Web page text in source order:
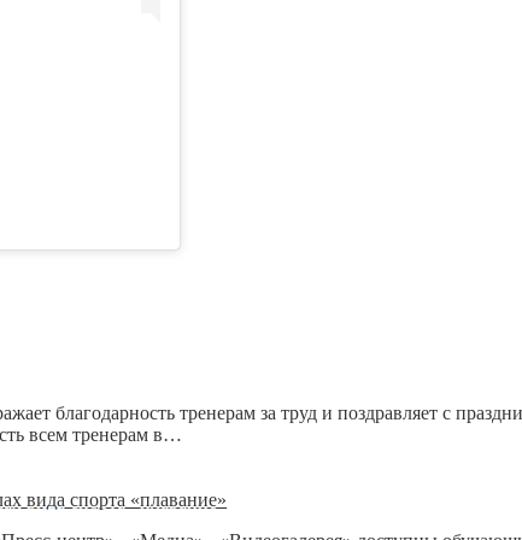
благодарность тренерам за труд и поздравляет с
всем тренерам в…
вида спорта «плавание»